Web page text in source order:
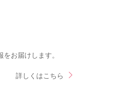
お届けします。
詳しくはこちら